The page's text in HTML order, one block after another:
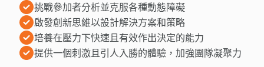
挑戰參加者分析並克服各種動態障礙
啟發創新思維以設計解決方案和策略
培養在壓力下快速且有效作出決定的能力
提供一個刺激且引人入勝的體驗，加強團隊凝聚力